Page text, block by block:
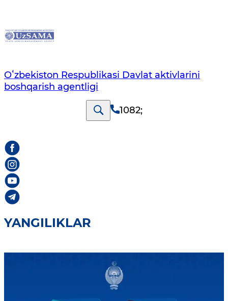
Oʻzbekiston Respublikasi Davlat aktivlarini
boshqarish agentligi
1082;
YANGILIKLAR